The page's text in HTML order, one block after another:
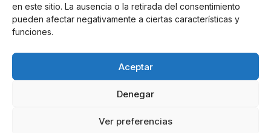
en este sitio. La ausencia o la retirada del consentimiento
pueden afectar negativamente a ciertas características y
funciones.
Aceptar
Denegar
Ver preferencias
Escritor e Influencer del mundo del corazón
y la farándula española
Noticias relacionadas
Online Casino
Mejores Cripto Casinos Online en